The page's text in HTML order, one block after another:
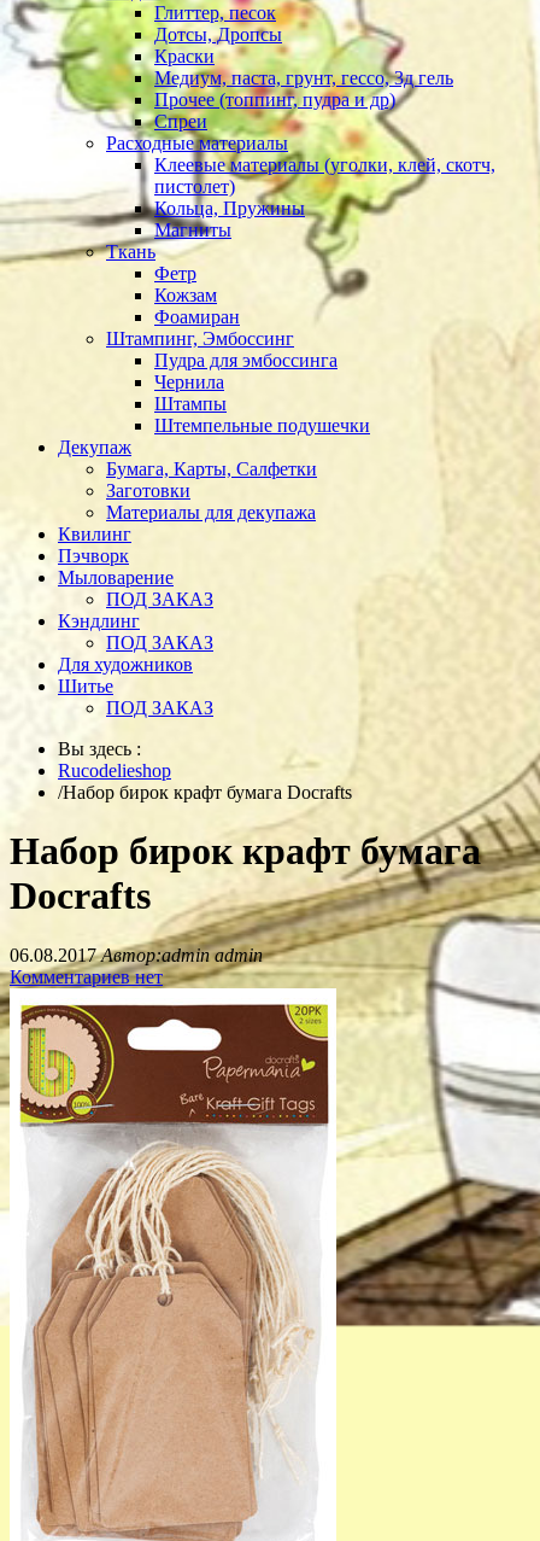
Глиттер, песок
Дотсы, Дропсы
Краски
Медиум, паста, грунт, гессо, 3д гель
Прочее (топпинг, пудра и др)
Спреи
Расходные материалы
Клеевые материалы (уголки, клей, скотч,
пистолет)
Кольца, Пружины
Магниты
Ткань
Фетр
Кожзам
Фоамиран
Штампинг, Эмбоссинг
Пудра для эмбоссинга
Чернила
Штампы
Штемпельные подушечки
Декупаж
Бумага, Карты, Салфетки
Заготовки
Материалы для декупажа
Квилинг
Пэчворк
Мыловарение
ПОД ЗАКАЗ
Кэндлинг
ПОД ЗАКАЗ
Для художников
Шитье
ПОД ЗАКАЗ
Вы здесь :
Rucodelieshop
/Набор бирок крафт бумага Docrafts
Набор бирок крафт бумага
Docrafts
06.08.2017 Автор:admin admin
Комментариев нет